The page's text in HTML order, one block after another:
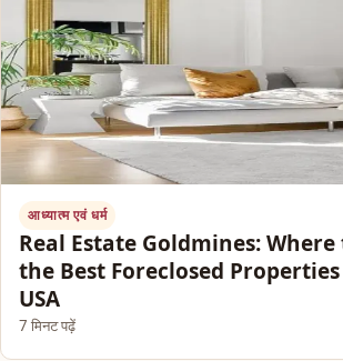
आध्यात्म एवं धर्म
Real Estate Goldmines: Where
the Best Foreclosed
USA
7 मिनट पढ़ें